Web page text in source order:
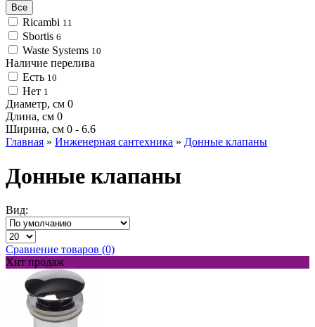
Все
Ricambi 11
Sbortis 6
Waste Systems 10
Наличие перелива
Есть 10
Нет 1
Диаметр, см 0
Длина, см 0
Ширина, см 0 - 6.6
Главная » Инженерная сантехника » Донные клапаны
Донные клапаны
Вид:
Сравнение товаров (0)
Хит продаж